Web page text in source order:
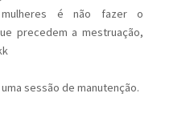
é não fazer o
precedem a mestruação,
sessão de manutenção.